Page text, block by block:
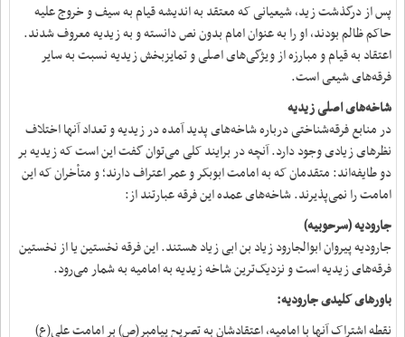
پس از درگذشت زید، شیعیانی که معتقد به اندیشه قیام به سیف و خروج علیه
حاکم ظالم بودند، او را به عنوان امام بدون نص دانسته و به زیدیه معروف شدند.
اعتقاد به قیام و مبارزه از ویژگی‌های اصلی و تمایزبخش زیدیه نسبت به سایر
فرقه‌های شیعی است.
شاخه‌های اصلی زیدیه
در منابع فرقه‌شناختی درباره شاخه‌های پدید آمده در زیدیه و تعداد آنها اختلاف
نظرهای زیادی وجود دارد. آنچه در برایند کلی می‌توان گفت این است که زیدیه بر
دو طایفه‌اند: متقدمان که به امامت ابوبکر و عمر اعتراف دارند؛ و متأخران که این
امامت را نمی‌پذیرند. شاخه‌های عمده این فرقه عبارتند از:
جارودیه (سرحوبیه)
جارودیه پیروان ابوالجارود زیاد بن ابی زیاد هستند. این فرقه نخستین یا از نخستین
فرقه‌های زیدیه است و نزدیک‌ترین شاخه زیدیه به امامیه به شمار می‌رود.
باورهای کلیدی جارودیه:
نقطه اشتراک آنها با امامیه، اعتقادشان به تصریح پیامبر(ص) بر امامت علی(ع)